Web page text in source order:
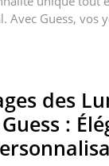
Avec Guess, vos
des
: